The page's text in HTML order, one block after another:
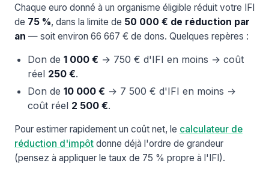
Chaque euro donné à un organisme éligible réduit votre IFI
de 75 %, dans la limite de 50 000 € de réduction par
an — soit environ 66 667 € de dons. Quelques repères :
Don de1 000 € → 750 € d'IFI en moins → coût
réel 250 €.
Don de10 000 € → 7 500 € d'IFI en moins →
coût réel 2 500 €.
Pour estimer rapidement un coût net, le calculateur de
réduction d'impôt donne déjà l'ordre de grandeur
(pensez à appliquer le taux de 75 % propre à l'IFI).